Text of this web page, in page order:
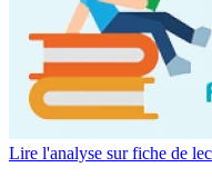
Lire l'analyse sur fiche de